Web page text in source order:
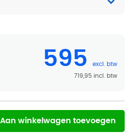
595
719,95
Aan winkelwagen toevoegen